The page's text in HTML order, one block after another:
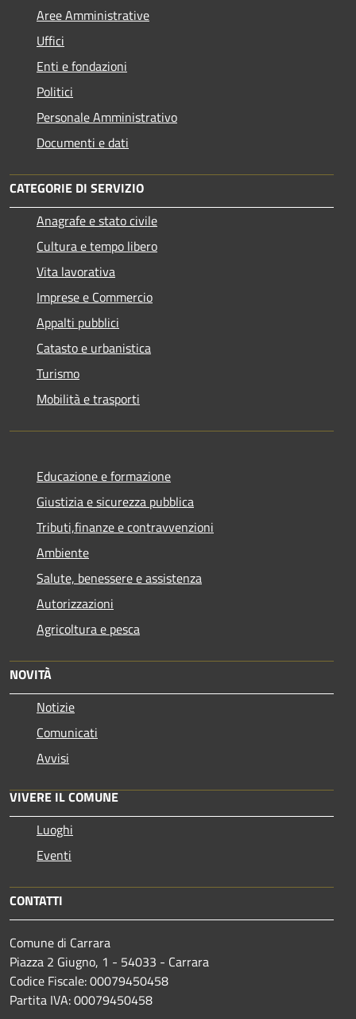
Aree Amministrative
Uffici
Enti e fondazioni
Politici
Personale Amministrativo
Documenti e dati
CATEGORIE DI SERVIZIO
Anagrafe e stato civile
Cultura e tempo libero
Vita lavorativa
Imprese e Commercio
Appalti pubblici
Catasto e urbanistica
Turismo
Mobilità e trasporti
Educazione e formazione
Giustizia e sicurezza pubblica
Tributi,finanze e contravvenzioni
Ambiente
Salute, benessere e assistenza
Autorizzazioni
Agricoltura e pesca
NOVITÀ
Notizie
Comunicati
Avvisi
VIVERE IL COMUNE
Luoghi
Eventi
CONTATTI
Comune di Carrara
Piazza 2 Giugno, 1 - 54033 - Carrara
Codice Fiscale: 00079450458
Partita IVA: 00079450458